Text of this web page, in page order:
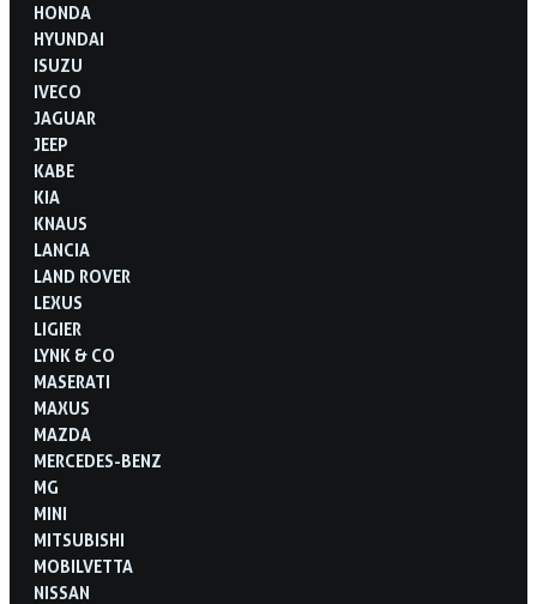
HONDA
HYUNDAI
ISUZU
IVECO
JAGUAR
JEEP
KABE
KIA
KNAUS
LANCIA
LAND ROVER
LEXUS
LIGIER
LYNK & CO
MASERATI
MAXUS
MAZDA
MERCEDES-BENZ
MG
MINI
MITSUBISHI
MOBILVETTA
NISSAN